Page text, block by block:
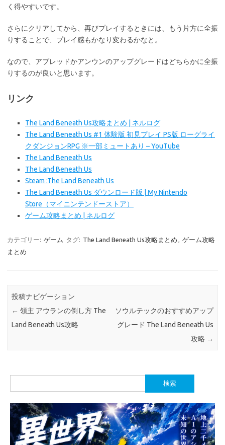
く得やすいです。
さらにクリアしてから、再びプレイするときには、もう片方に全振
りすることで、プレイ感もかなり変わるかなと。
なので、アブレッドかアンウンのアップグレードはどちらかに全振
りするのが良いと思います。
リンク
The Land Beneath Us攻略まとめ | ネルログ
The Land Beneath Us #1 体験版 初見プレイ PS版 ローグライ
クダンジョンRPG ※一部ミュートあり – YouTube
The Land Beneath Us
The Land Beneath Us
Steam :The Land Beneath Us
The Land Beneath Us ダウンロード版 | My Nintendo
Store（マイニンテンドーストア）
ゲーム攻略まとめ | ネルログ
カテゴリー: ゲーム タグ: The Land Beneath Us攻略まとめ
ゲーム攻略
まとめ
投稿ナビゲーション
← 領主 アウランの倒し方 The
Land Beneath Us攻略
ソウルテックのおすすめアップ
グレード The Land Beneath Us
攻略 →
索: